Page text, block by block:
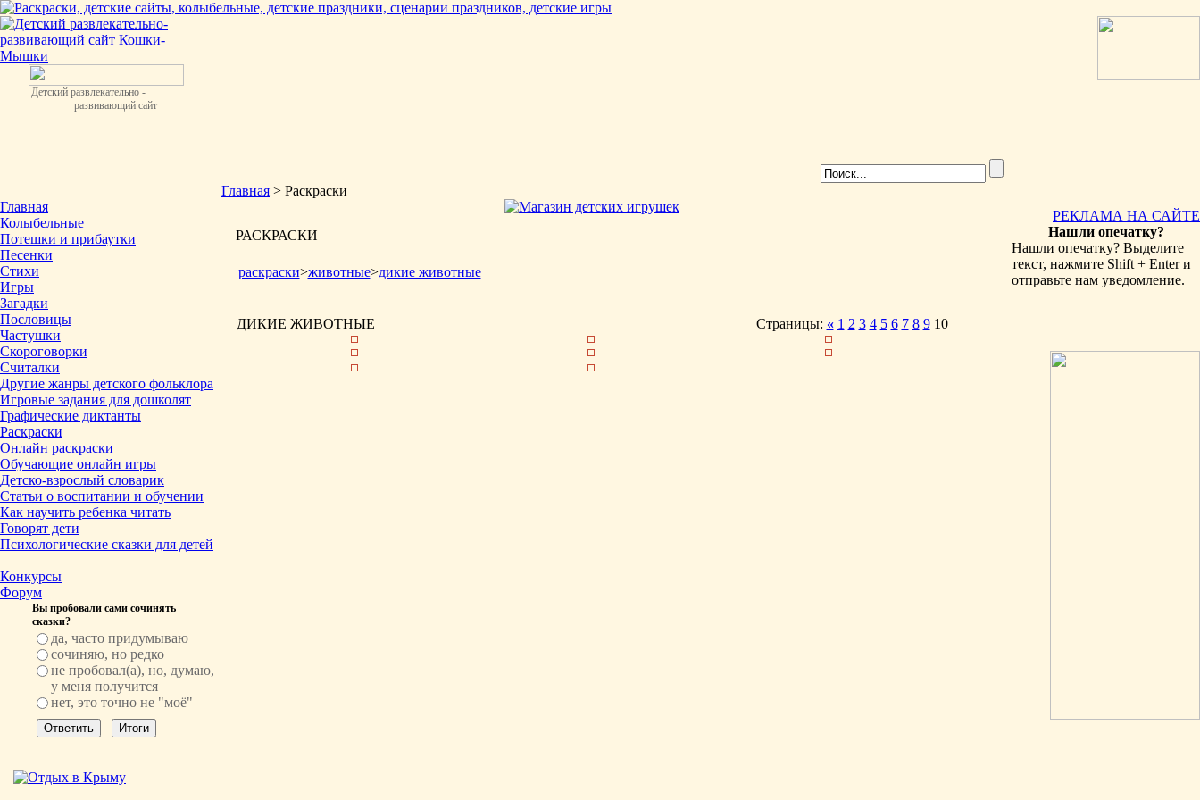
Детский развлекательно -
развивающий сайт
Главная
Колыбельные
Потешки и прибаутки
Песенки
Стихи
Игры
Загадки
Пословицы
Частушки
Скороговорки
Считалки
Другие жанры детского фольклора
Игровые задания для дошколят
Графические диктанты
Раскраски
Онлайн раскраски
Обучающие онлайн игры
Детско-взрослый словарик
Статьи о воспитании и обучении
Как научить ребенка читать
Говорят дети
Психологические сказки для детей
Конкурсы
Форум
Вы пробовали сами сочинять
сказки?
да, часто придумываю
сочиняю, но редко
не пробовал(а), но, думаю,
у меня получится
нет, это точно не "моё"
Главная > Раскраски
РАСКРАСКИ
раскраски>животные>дикие животные
ДИКИЕ ЖИВОТНЫЕ Страницы: « 1 2 3 4 5 6 7 8 910
РЕКЛАМА НА САЙТЕ
Нашли опечатку?
Нашли опечатку? Выделите
текст, нажмите Shift + Enter и
отправьте нам уведомление.